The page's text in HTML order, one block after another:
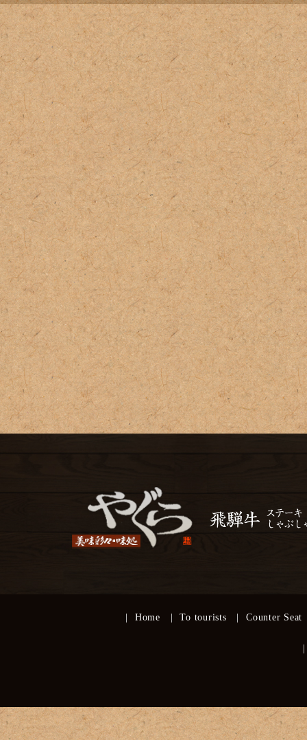
Home To tourists Counter Seat